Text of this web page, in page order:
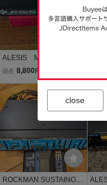
ALESIS M-EQ230 本
体のみ ジャンク扱い
現在 8,800 円
ROCKMAN SUSTAINOR
送料
close